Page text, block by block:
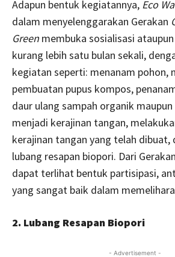
Adapun bentuk kegiatannya, Eco
dalam menyelenggarakan Gerakan
Green membuka sosialisasi
kurang lebih satu bulan sekali,
kegiatan seperti: menanam pohon,
pembuatan pupus kompos,
daur ulang sampah organik
menjadi kerajinan tangan,
kerajinan tangan yang telah dibuat,
lubang resapan biopori. Dari Gerakan
dapat terlihat bentuk partisipasi,
yang sangat baik dalam
2. Lubang Resapan Biopori
- Advertisement -